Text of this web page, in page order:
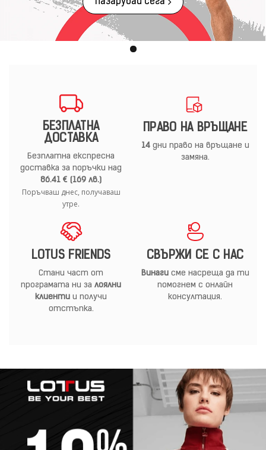
Пазарувай сега
БЕЗПЛАТНА
ДОСТАВКА
Безплатна експресна
доставка за поръчки над
86.41 € (169 лв.)
Поръчваш днес, получаваш
утре.
ПРАВО НА ВРЪЩАНЕ
14дни право на връщане и
замяна.
LOTUS FRIENDS
Стани част от
програмата ни за лоялни
клиенти и получи
отстъпка.
СВЪРЖИ СЕ С НАС
Винагисме насреща да ти
помогнем с онлайн
консултация.